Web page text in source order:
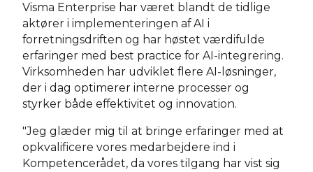
Visma Enterprise har været blandt de tidlige
aktører i implementeringen af AI i
forretningsdriften og har høstet værdifulde
erfaringer med best practice for AI-integrering.
Virksomheden har udviklet flere AI-løsninger,
der i dag optimerer interne processer og
styrker både effektivitet og innovation.
"Jeg glæder mig til at bringe erfaringer med at
opkvalificere vores medarbejdere ind i
Kompetencerådet, da vores tilgang har vist sig